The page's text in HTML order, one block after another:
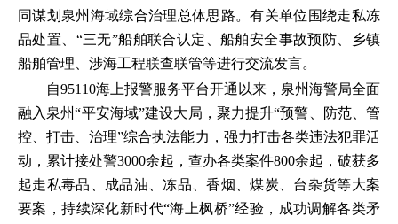
同谋划泉州海域综合治理总体思路。有关单位围绕走私冻
品处置、“三无”船舶联合认定、船舶安全事故预防、乡镇
船舶管理、涉海工程联查联管等进行交流发言。
自95110海上报警服务平台开通以来，泉州海警局全面
融入泉州“平安海域”建设大局，聚力提升“预警、防范、管
控、打击、治理”综合执法能力，强力打击各类违法犯罪活
动，累计接处警3000余起，查办各类案件800余起，破获多
起走私毒品、成品油、冻品、香烟、煤炭、台杂货等大案
要案，持续深化新时代“海上枫桥”经验，成功调解各类矛